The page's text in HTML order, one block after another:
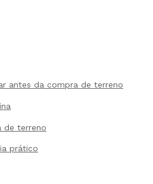
antes da compra de terreno
de terreno
prático